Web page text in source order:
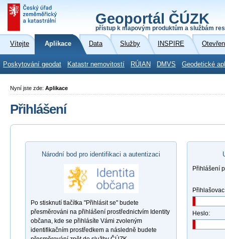
Geoportál ČÚZK
přístup k mapovým produktům a službám
Vítejte Aplikace Data Služby INSPIRE
Poskytování geodat Katastr nemovitostí RÚIAN DMVS Geodetické
Nyní jste zde: Aplikace
Přihlášení
Národní bod pro identifikaci a autentizaci
Po stisknutí tlačítka "Přihlásit se" budete
přesměrováni na přihlášení prostřednictvím Identity
občana, kde se přihlásíte Vámi zvoleným
identifikačním prostředkem a následně budete
Přihlášení
Heslo: